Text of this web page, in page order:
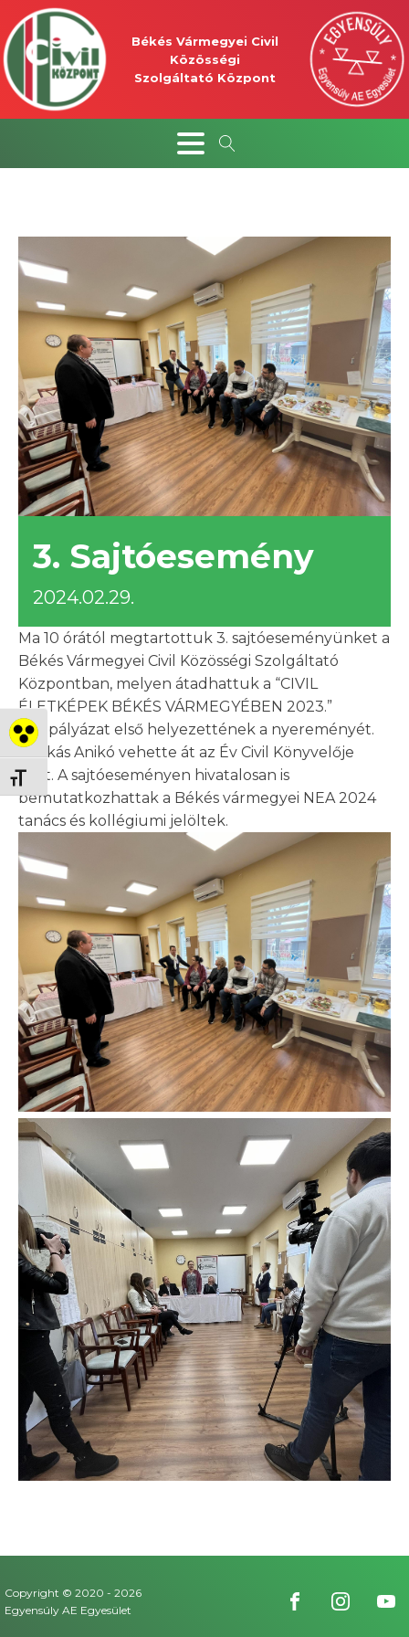
Nagy kontraszt váltása
Betűméret váltása
Békés Vármegyei Civil
Közösségi
Szolgáltató Központ
3. Sajtóesemény
2024.02.29.
Ma 10 órától megtartottuk 3. sajtóeseményünket a
Békés Vármegyei Civil Közösségi Szolgáltató
Központban, melyen átadhattuk a “CIVIL
ÉLETKÉPEK BÉKÉS VÁRMEGYÉBEN 2023.”
fotópályázat első helyezettének a nyereményét.
Puskás Anikó vehette át az Év Civil Könyvelője
díjat. A sajtóeseményen hivatalosan is
bemutatkozhattak a Békés vármegyei NEA 2024
tanács és kollégiumi jelöltek.
Copyright © 2020 - 2026
Egyensúly AE Egyesület